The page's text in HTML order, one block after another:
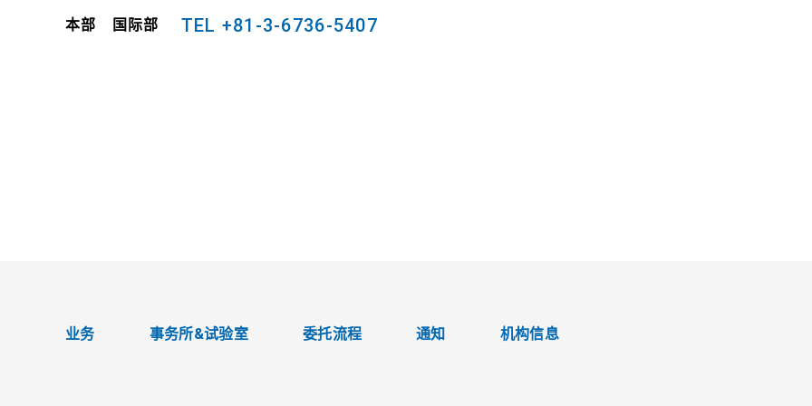
本部 国际部 TEL +81-3-6736-5407
业务 事务所&试验室 委托流程 通知 机构信息